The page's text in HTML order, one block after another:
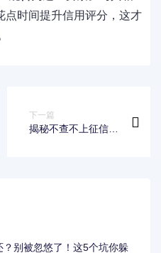
点时间提升信用评分，这才
下一篇
揭秘不查不上征信的
别被忽悠了！这5个坑你躲